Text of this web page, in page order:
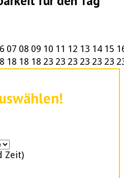
07 08 09 10 11 12 13 14 15
18 18 18 23 23 23 23 23 23
Zeit)